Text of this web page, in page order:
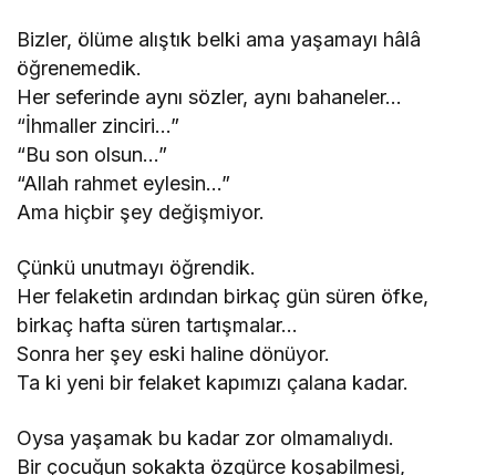
Bizler, ölüme alıştık belki ama yaşamayı hâlâ
öğrenemedik.
Her seferinde aynı sözler, aynı bahaneler…
“İhmaller zinciri…”
“Bu son olsun…”
“Allah rahmet eylesin…”
Ama hiçbir şey değişmiyor.
Çünkü unutmayı öğrendik.
Her felaketin ardından birkaç gün süren öfke,
birkaç hafta süren tartışmalar…
Sonra her şey eski haline dönüyor.
Ta ki yeni bir felaket kapımızı çalana kadar.
Oysa yaşamak bu kadar zor olmamalıydı.
Bir çocuğun sokakta özgürce koşabilmesi,